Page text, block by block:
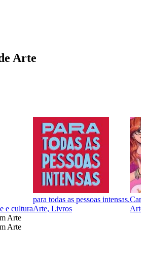
Arte
e cultura
para todas as pessoas intensas.
Arte, Livros
Arte
Arte